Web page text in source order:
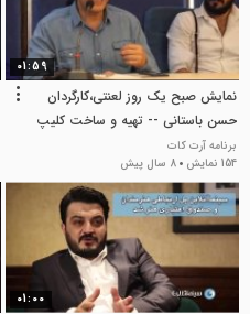
01:59
نمایش صبح یک روز لعنتی،کارگردان
حسن باستانی -- تهیه و ساخت کلیپ
مهرداد نونهال/کات/cut
برنامه آرت کات
154 نمایش
8 سال پیش
01:00